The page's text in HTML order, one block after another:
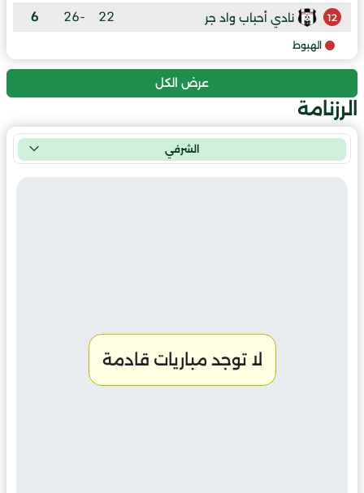
12 نادي أحباب واد جر 22
-26
6
الهبوط
عرض الكل
الرزنامة
الشرفي
لا توجد مباريات قادمة